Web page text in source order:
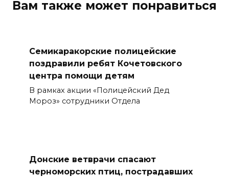
Вам также может понравиться
Семикаракорские полицейские
поздравили ребят Кочетовского
центра помощи детям
В рамках акции «Полицейский Дед
Мороз» сотрудники Отдела
Донские ветврачи спасают
черноморских птиц, пострадавших